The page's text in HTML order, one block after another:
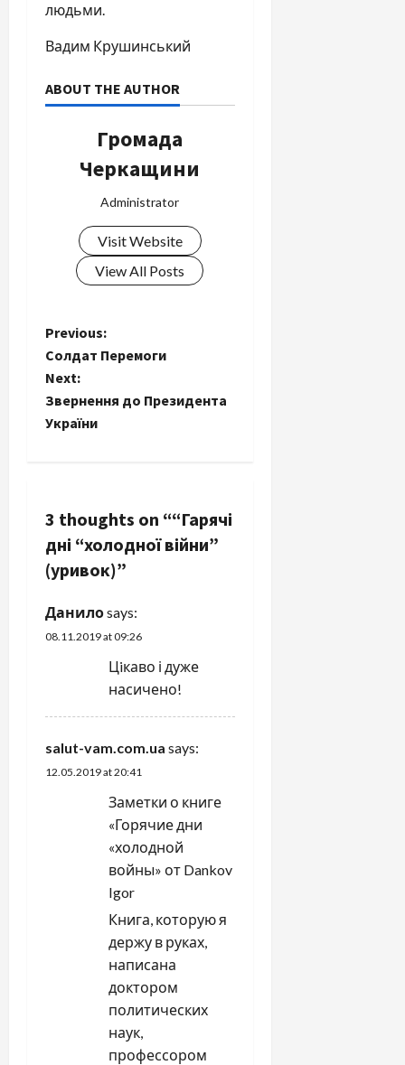
людьми.
Вадим Крушинський
ABOUT THE AUTHOR
Громада
Черкащини
Administrator
Visit Website
View All Posts
P
o
s
a
v
i
g
t
i
Previous:
Солдат Перемоги
Next:
Звернення до Президента
України
3 thoughts on ““Гарячі
дні “холодної війни”
(уривок)”
Данилоsays:
08.11.2019 at 09:26
Цiкаво і дуже
насичено!
salut-vam.com.ua says:
12.05.2019 at 20:41
Заметки о книге
«Горячие дни
«холодной
войны» от Dankov
Igor
Книга, которую я
держу в руках,
написана
доктором
политических
наук,
профессором